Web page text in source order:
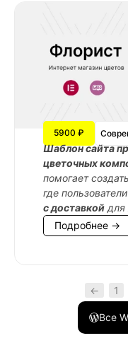
5900 ₽
Шаблон сайта
цветочных
помогает
где
с доставкой для
Подробнее →
← 1
Все